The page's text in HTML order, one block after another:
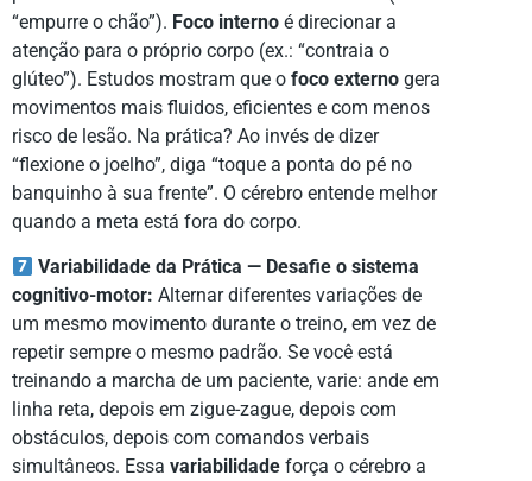
“empurre o chão”). Foco interno é direcionar a
atenção para o próprio corpo (ex.: “contraia o
glúteo”). Estudos mostram que o foco externo gera
movimentos mais fluidos, eficientes e com menos
risco de lesão. Na prática? Ao invés de dizer
“flexione o joelho”, diga “toque a ponta do pé no
banquinho à sua frente”. O cérebro entende melhor
quando a meta está fora do corpo.
Variabilidade da Prática — Desafie o sistema
cognitivo-motor: Alternar diferentes variações de
um mesmo movimento durante o treino, em vez de
repetir sempre o mesmo padrão. Se você está
treinando a marcha de um paciente, varie: ande em
linha reta, depois em zigue-zague, depois com
obstáculos, depois com comandos verbais
simultâneos. Essa variabilidade força o cérebro a